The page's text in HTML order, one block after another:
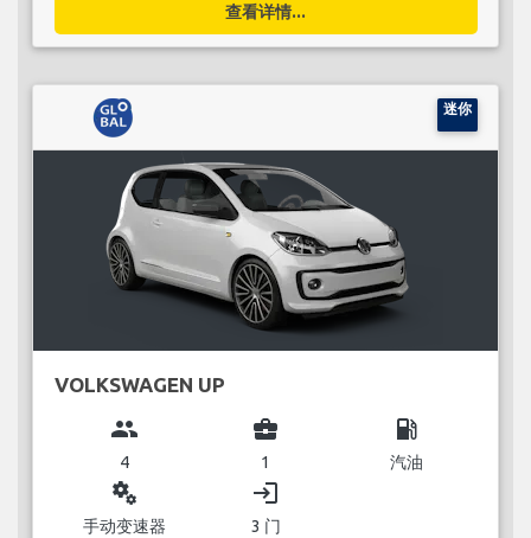
查看详情...
迷你
VOLKSWAGEN UP
group
4
business_center
1
local_gas_station
汽油
miscellaneous_services
手动变速器
login
3 门